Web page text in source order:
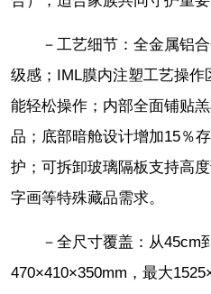
－工艺细节：全金属铝
级感；IML膜内注塑工艺操
能轻松操作；内部全面铺贴
品；底部暗舱设计增加15％
护；可拆卸玻璃隔板支持高
字画等特殊藏品需求。
－全尺寸覆盖：从45cm
470×410×350mm，最大